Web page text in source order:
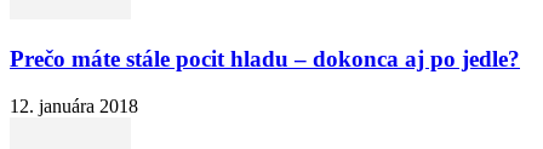
Prečo máte stále pocit hladu – dokonca aj po jedle?
12. januára 2018